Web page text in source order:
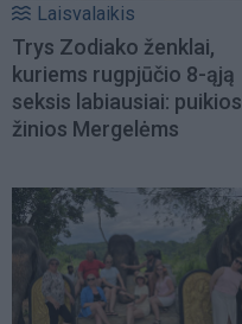
Laisvalaikis
Trys Zodiako ženklai,
kuriems rugpjūčio 8-ąją
seksis labiausiai: puikios
žinios Mergelėms